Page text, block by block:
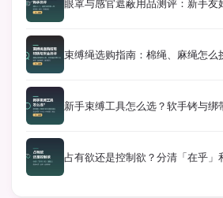
眼罩与感官遮蔽用品测评：新手友
束缚绳选购指南：棉绳、麻绳怎么
新手束缚工具怎么选？软手铐与绑
占有欲还是控制欲？分清「在乎」